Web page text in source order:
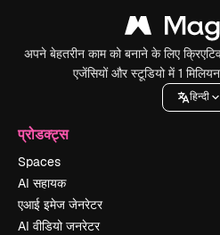
अपने बेहतरीन काम को बनाने के लिए
एजेंसियों और स्टूडियो में 1
हिन्दी
प्रोडक्ट्स
Spaces
AI सहायक
एआई इमेज जेनरेटर
AI वीडियो जनरेटर